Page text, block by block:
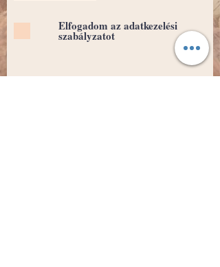
Elfogadom az adatkezelési
szabályzatot